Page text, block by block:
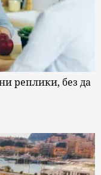
реплики, без да